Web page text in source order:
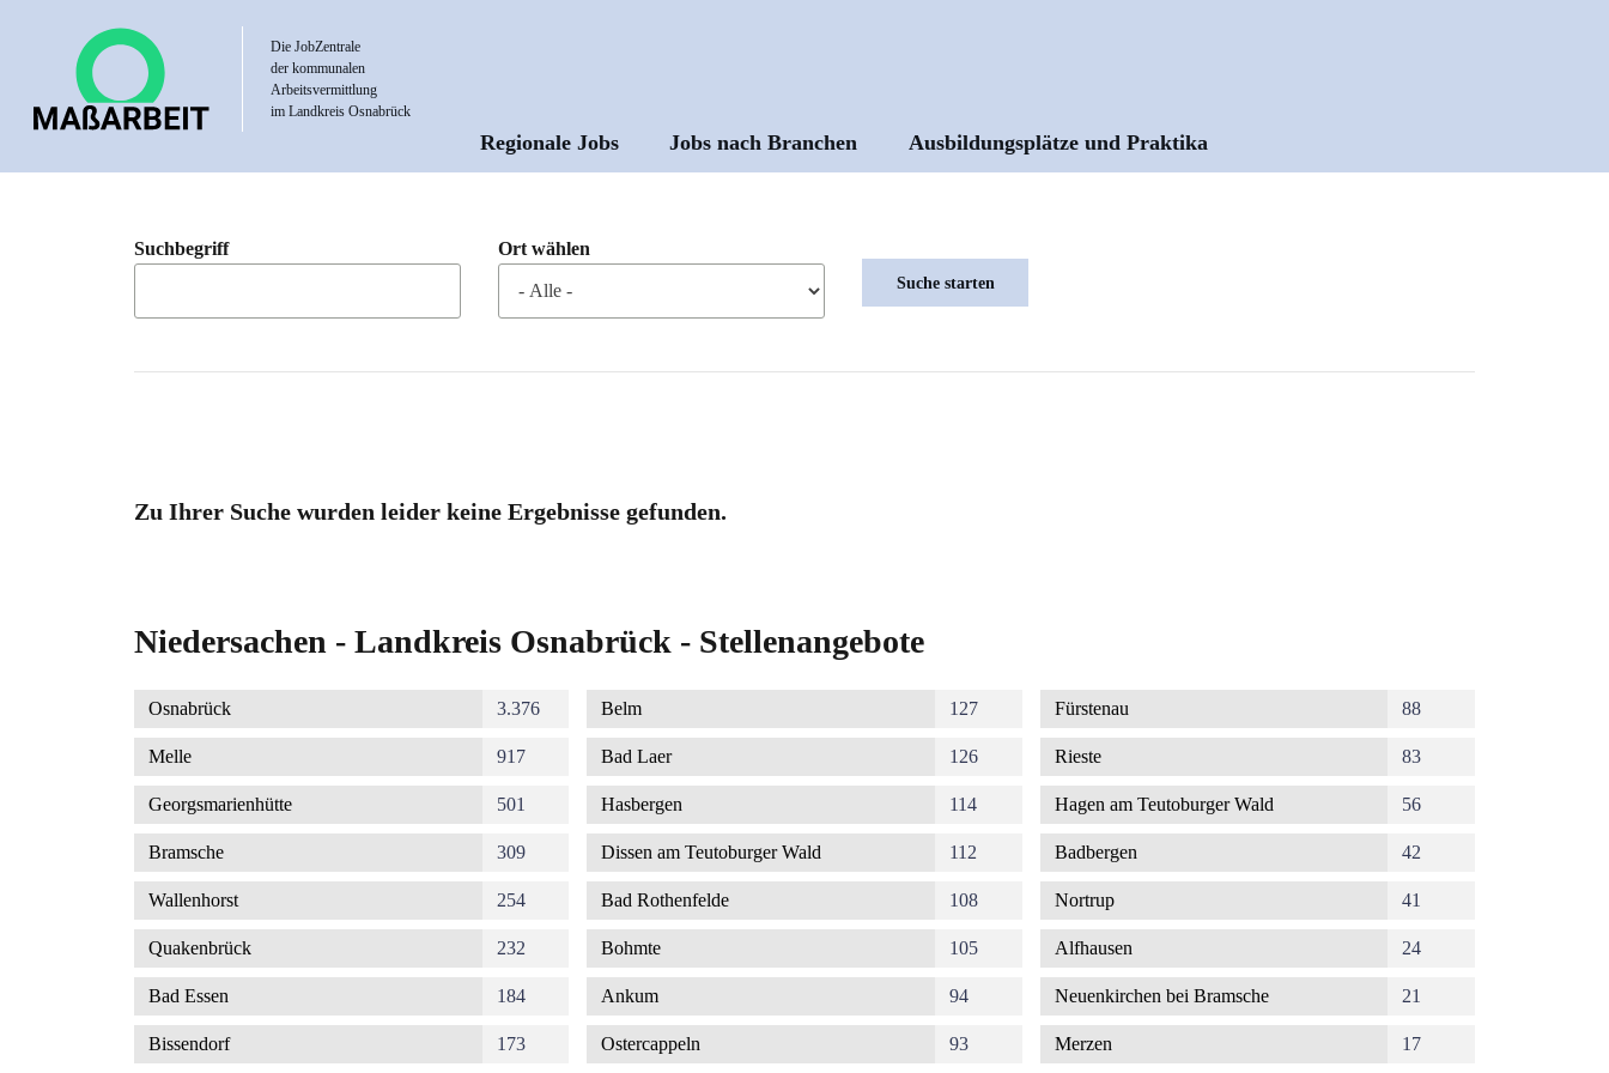
Die JobZentrale
der kommunalen
Arbeitsvermittlung
im Landkreis Osnabrück
Hauptnavigation
Regionale Jobs Jobs nach Branchen Ausbildungsplätze und Praktika
Suchbegriff Ort wählen
Zu Ihrer Suche wurden leider keine Ergebnisse gefunden.
Niedersachen - Landkreis Osnabrück - Stellenangebote
Osnabrück 3.376
Melle 917
Georgsmarienhütte 501
Bramsche 309
Wallenhorst 254
Quakenbrück 232
Bad Essen 184
Bissendorf 173
Belm 127
Bad Laer 126
Hasbergen 114
Dissen am Teutoburger Wald 112
Bad Rothenfelde 108
Bohmte 105
Ankum 94
Ostercappeln 93
Fürstenau 88
Rieste 83
Hagen am Teutoburger Wald 56
Badbergen 42
Nortrup 41
Alfhausen 24
Neuenkirchen bei Bramsche 21
Merzen 17